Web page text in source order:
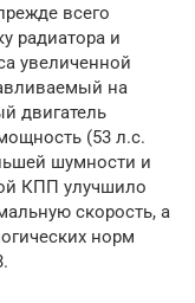
всего
радиатора и
увеличенной
на
двигатель
(53 л.с.
шумности и
КПП улучшило
скорость, а
норм